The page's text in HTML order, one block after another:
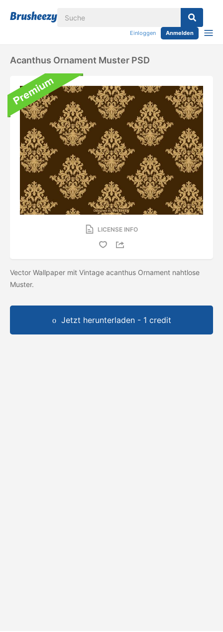
Einloggen Anmelden
Acanthus Ornament Muster PSD
LICENSE INFO
Vector Wallpaper mit Vintage acanthus Ornament nahtlose
Muster.
Jetzt herunterladen - 1 credit